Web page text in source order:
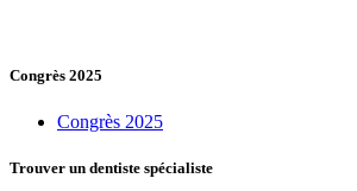
Congrès 2025
Congrès 2025
Trouver un dentiste spécialiste